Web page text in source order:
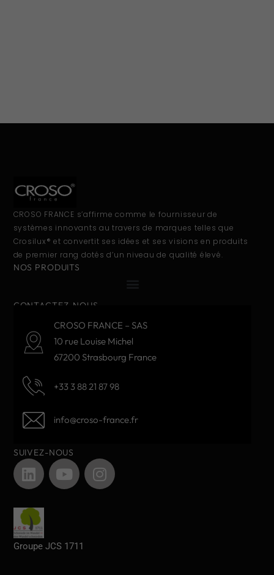
CROSO FRANCE s’affirme comme le fournisseur de
systèmes innovants au travers de marques telles que
Crosilux® et convertit ses idées et ses visions en produits
de premier rang dotés d’un niveau de qualité élevé.
NOS PRODUITS
CONTACTEZ-NOUS
CROSO FRANCE – SAS
10 rue Louise Michel
67200 Strasbourg France
+33 3 88 21 87 98
info@croso-france.fr
SUIVEZ-NOUS
Groupe JCS 1711